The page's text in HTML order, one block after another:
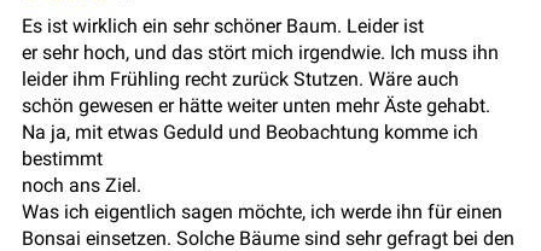
Es ist wirklich ein sehr schöner Baum. Leider ist
er sehr hoch, und das stört mich irgendwie. Ich muss ihn
leider ihm Frühling recht zurück Stutzen. Wäre auch
schön gewesen er hätte weiter unten mehr Äste gehabt.
Na ja, mit etwas Geduld und Beobachtung komme ich
bestimmt
noch ans Ziel.
Was ich eigentlich sagen möchte, ich werde ihn für einen
Bonsai einsetzen. Solche Bäume sind sehr gefragt bei den